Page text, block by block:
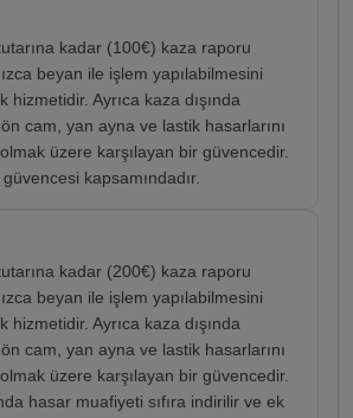
kadar (100€) kaza raporu
beyan ile işlem yapılabilmesini
hizmetidir. Ayrıca kaza dışında
cam, yan ayna ve lastik hasarlarını
olmak üzere karşılayan bir güvencedir.
kapsamındadır.
kadar (200€) kaza raporu
beyan ile işlem yapılabilmesini
hizmetidir. Ayrıca kaza dışında
cam, yan ayna ve lastik hasarlarını
olmak üzere karşılayan bir güvencedir.
hasar muafiyeti sıfıra indirilir ve ek